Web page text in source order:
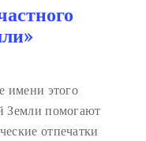
имени этого
Земли помогают
отпечатки